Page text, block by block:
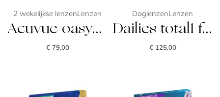
2 wekelijkse lenzenLenzen
Acuvue oasys for astigmatism
€79,00
DaglenzenLenzen
Dailies total1 for astigmatism
€125,00